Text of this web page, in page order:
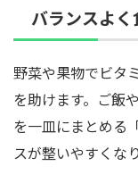
バランスよ
野菜や果物でビタ
を助けます。ご飯
を一皿にまとめる
スが整いやすくな